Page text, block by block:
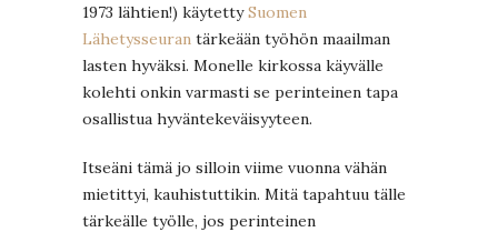
1973 lähtien!) käytettySuomen
Lähetysseuran tärkeään työhön maailman
lasten hyväksi. Monelle kirkossa käyvälle
kolehti onkin varmasti se perinteinen tapa
osallistua hyväntekeväisyyteen.
Itseäni tämä jo silloin viime vuonna vähän
mietittyi, kauhistuttikin. Mitä tapahtuu tälle
tärkeälle työlle, jos perinteinen